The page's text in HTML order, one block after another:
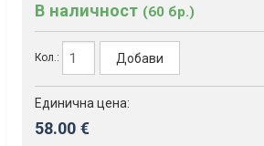
В наличност (60 бр.)
Кол.: Добави
Единична цена:
58.00 €